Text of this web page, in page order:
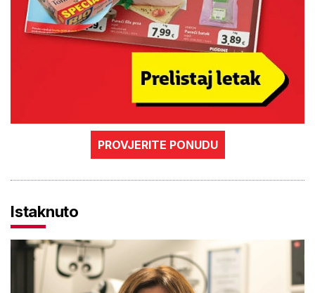
PROVJERITE PONUDU
Istaknuto